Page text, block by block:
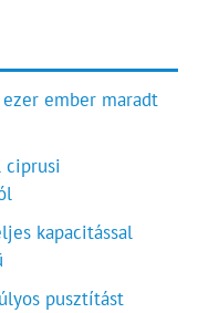
ember maradt
ciprusi
kapacitással
pusztítást